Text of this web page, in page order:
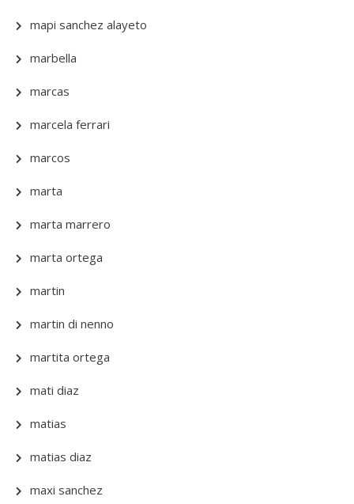
mapi sanchez alayeto
marbella
marcas
marcela ferrari
marcos
marta
marta marrero
marta ortega
martin
martin di nenno
martita ortega
mati diaz
matias
matias diaz
maxi sanchez